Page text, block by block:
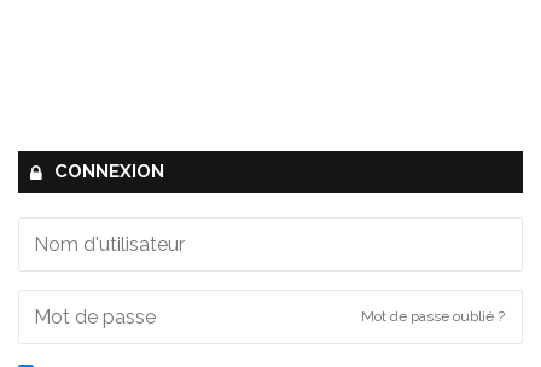
CONNEXION
Mot de passe oublié ?